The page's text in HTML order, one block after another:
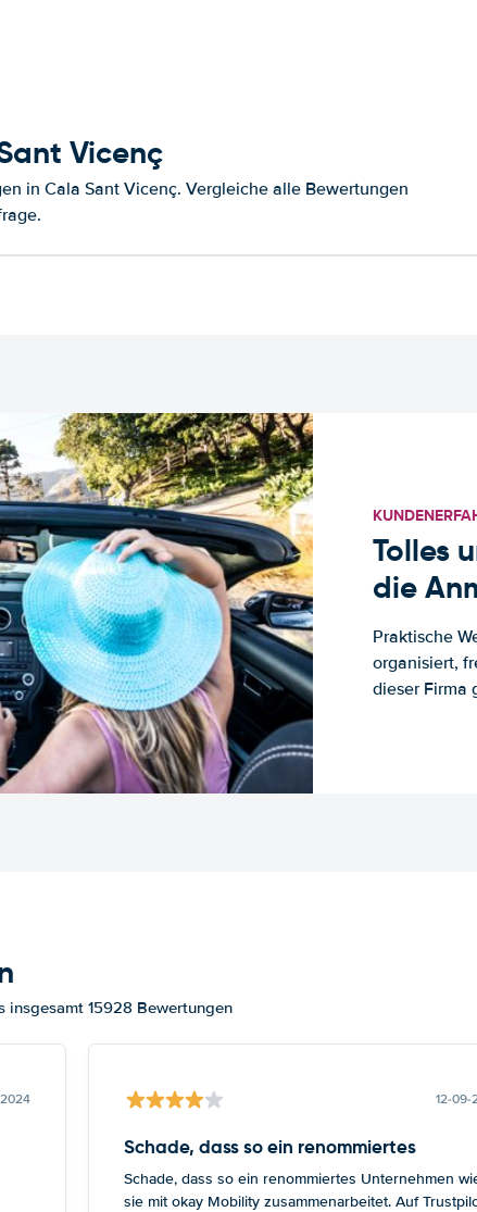
Vicenç
in Cala Sant Vicenç. Vergleiche alle Bewertungen
Tolles
die
Praktische
organisiert,
dieser Firma
insgesamt 15928 Bewertungen
12-09-
Schade, dass so ein renommiertes
Schade, dass so ein renommiertes Unternehmen
sie mit okay Mobility zusammenarbeitet. Auf